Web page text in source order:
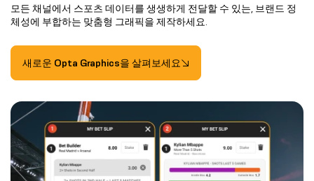
모든 채널에서 스포츠 데이터를 생생하게 전달할 수 있는, 브랜드 정
체성에 부합하는 맞춤형 그래픽을 제작하세요.
새로운 Opta Graphics을 살펴보세요